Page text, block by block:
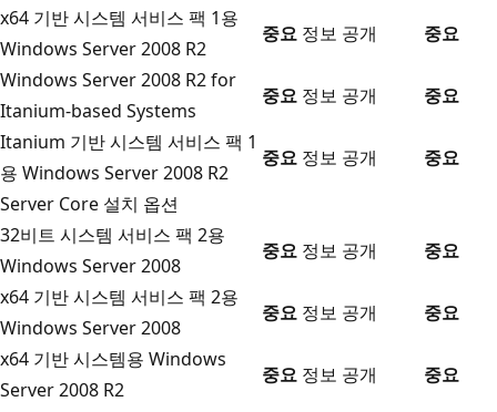
x64 기반 시스템 서비스 팩 1용
Windows Server 2008 R2
중요 정보 공개
중요
Windows Server 2008 R2 for
Itanium-based Systems
중요 정보 공개
중요
Itanium 기반 시스템 서비스 팩 1
용 Windows Server 2008 R2
중요 정보 공개
중요
Server Core 설치 옵션
32비트 시스템 서비스 팩 2용
Windows Server 2008
중요 정보 공개
중요
x64 기반 시스템 서비스 팩 2용
Windows Server 2008
중요 정보 공개
중요
x64 기반 시스템용 Windows
Server 2008 R2
중요 정보 공개
중요